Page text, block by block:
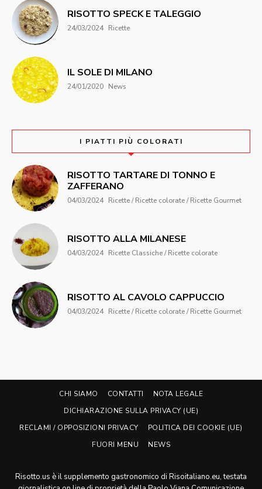
RISOTTO SPECK E TALEGGIO
24/03/2024 Ricette
IL SOLE DI MILANO
24/01/2020 News
I PIATTI PIÙ COLORATI
RISOTTO TARTARE DI TONNO E
ZAFFERANO
04/03/2024 Ricette / Ricette colorate / Ricette Gourmet
RISOTTO ALLA MILANESE
04/03/2024 Ricette Classiche / Ricette colorate
RISOTTO AL CAVOLO CAPPUCCIO
04/03/2024 Ricette / Ricette colorate / Ricette Gourmet
CHI SIAMO CONTATTI
NOTA LEGALE
DICHIARAZIONE SULLA PRIVACY (UE)
RECLAMI / OPPOSIZIONI PRIVACY
POLITICA DEI COOKIE (UE)
FUORI MENU
NEWS
Risotto.us è il supplemento gastronomico di Risoitaliano.eu, testata